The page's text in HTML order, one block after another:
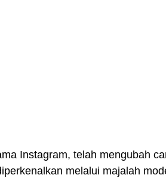
Instagram, telah mengubah
melalui majalah